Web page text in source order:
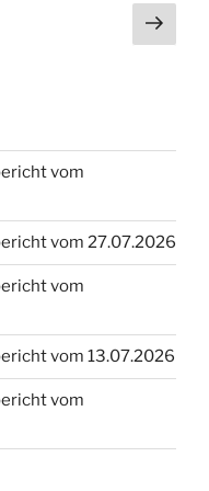
vom
vom 27.07.2026
vom
vom 13.07.2026
vom